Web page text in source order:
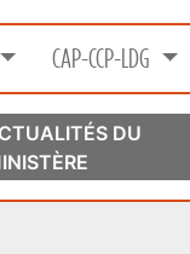
CAP-CCP-LDG
DU